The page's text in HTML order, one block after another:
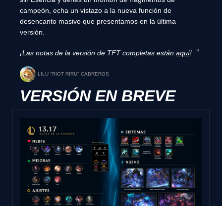
campeón, echa un vistazo a la nueva función de
desencanto masivo que presentamos en la última
versión.
¡Las notas de la versión de TFT completas están aquí!
LILU ''RIOT RIRU'' CABREROS
VERSIÓN EN BREVE